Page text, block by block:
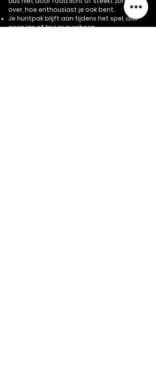
over, hoe enthousiast je ook bent.
Je huntpak blijft aan tijdens het spel, dus
geen jas of trui er overheen.